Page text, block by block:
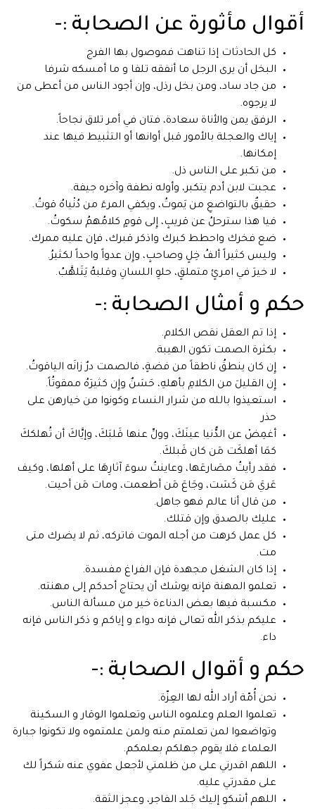
أقوال مأثورة عن الصحابة :-
كل الحادثات إذا تناهت فموصول بها الفرج
البخل أن يرى الرجل ما أنفقه تلفا و ما أمسكه شرفا
من جاد ساد، ومن بخل رذل، وإن أجود الناس من أعطى من
لا يرجوه.
الرفق يمن والأناة سعادة، فتان في أمر تلاق نجاحاً.
إياك والعجلة بالأمور قبل أوانها أو التثبيط فيها عند
إمكانها.
من تكبر على الناس ذل.
عجبت لابن أدم يتكبر، وأوله نطفة وآخره جيفة.
حقيقٌ بالتواضعِ من يَموتُ، ويكفي المرءَ من دُنْياهُ قوتُ.
فيا هذا سترحلُ عن قريبٍ، إِلى قومٍ كلامُهمُ سكوتُ.
ضع فخرك واحطط كبرك واذكر قبرك، فإن عليه ممرك.
وليس كثيراً ألفُ خِلٍ وصاحبٍ، وإِن عدواً واحداً لكثيرُ.
لا خيرَ في امرئٍ متملقٍ، حلوِ اللسانِ وقلبهُ يَتَلهَّبُ.
حكم و أمثال الصحابة :-
إذا تم العقل نقص الكلام.
بكثرة الصمت تكون الهيبة.
إِن كان ينطقُ ناطقاً من فضةٍ، فالصمت درٌ زانَه الياقوتُ.
إِن القليلَ من الكلامِ بأهلهِ، حَسَنٌ وإِن كثيرَهُ ممقوتُاً.
استعيذوا بالله من شرار النساء وكونوا من خيارهن على
حذر
أغمِضْ عن الدُّنيا عينَكَ، وولِّ عنها قَلبَكَ، وإيَّاكَ أن تُهلككَ
كمَا أهلكَت مَن كان قَبلكَ.
فقد رأيتُ مصَارعَها، وعاينتُ سوءَ آثارِهَا على أهلها، وكيف
عَريَ مَن كَسَت، وجَاعَ مَن أطعمت، ومات مَن أحيت.
من قال أنا عالم فهو جاهل.
عليك بالصدق وإن قتلك.
كل عمل كرهت من أجله الموت فاتركه، ثم لا يضرك متى
مت.
إذا كان الشغل مجهدة فإن الفراغ مفسدة.
تعلمو المهنة فإنه يوشك أن يحتاج أحدكم إلى مهنته.
مكسبة فيها بعض الدناءة خير من مسألة الناس.
عليكم بذكر الله تعالى فإنه دواء و إياكم و ذكر الناس فإنه
داء.
حكم و أقوال الصحابة :-
نحن أُمّة أراد الله لها العِزّة.
تعلموا العلم وعلموه الناس وتعلموا الوقار و السكينة
وتواضعوا لمن تعلمتم منه ولمن علمتموه ولا تكونوا جبارة
العلماء فلا يقوم جهلكم بعلمكم.
اللهم اقدرني على من ظلمني لأجعل عفوي عنه شكراً لك
على مقدرتي عليه.
اللهم أشكو إليك جَلد الفاجر، وعجز الثقة.